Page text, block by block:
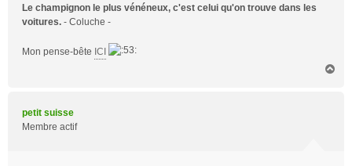
Le champignon le plus vénéneux, c'est celui qu'on trouve dans les
voitures. - Coluche -
Mon pense-bête ICI
petit suisse
Membre actif